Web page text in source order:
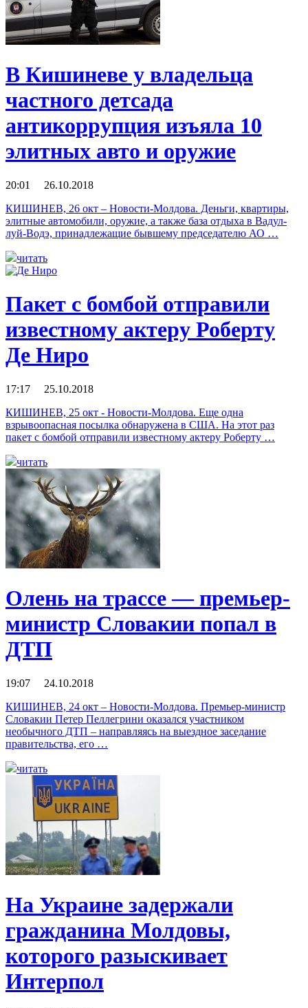
В Кишиневе у владельца
частного детсада
антикоррупция изъяла 10
элитных авто и оружие
20:01 26.10.2018
КИШИНЕВ, 26 окт – Новости-Молдова. Деньги, квартиры,
элитные автомобили, оружие, а также база отдыха в Вадул-
луй-Водэ, принадлежащие бывшему председателю АО …
читать
Пакет с бомбой отправили
известному актеру Роберту
Де Ниро
17:17 25.10.2018
КИШИНЕВ, 25 окт - Новости-Молдова. Еще одна
взрывоопасная посылка обнаружена в США. На этот раз
пакет с бомбой отправили известному актеру Роберту …
читать
Олень на трассе — премьер-
министр Словакии попал в
ДТП
19:07 24.10.2018
КИШИНЕВ, 24 окт – Новости-Молдова. Премьер-министр
Словакии Петер Пеллегрини оказался участником
необычного ДТП – направляясь на выездное заседание
правительства, его …
читать
На Украине задержали
гражданина Молдовы,
которого разыскивает
Интерпол